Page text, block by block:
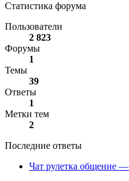
Статистика форума
Пользователи
2 823
Форумы
1
Темы
39
Ответы
1
Метки тем
2
Последние ответы
Чат рулетка общение